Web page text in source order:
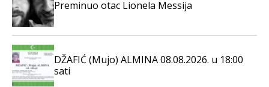
Preminuo otac Lionela Messija
DŽAFIĆ (Mujo) ALMINA 08.08.2026. u 18:00
sati